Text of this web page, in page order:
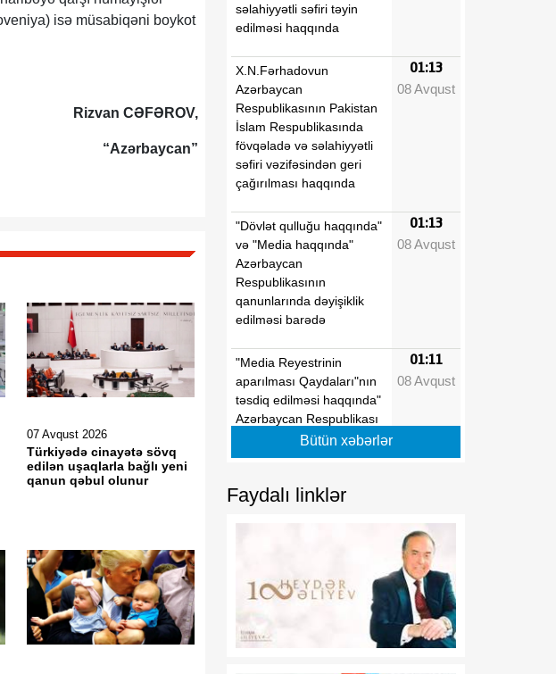
isə müsabiqəni boykot
Rizvan CƏFƏROV,
“Azərbaycan”
07 Avqust 2026
Türkiyədə cinayətə sövq
edilən uşaqlarla bağlı yeni
qanun qəbul olunur
səlahiyyətli səfiri təyin
edilməsi haqqında
X.N.Fərhadovun
Azərbaycan
Respublikasının Pakistan
İslam Respublikasında
fövqəladə və səlahiyyətli
səfiri vəzifəsindən geri
çağırılması haqqında
01:13
08 Avqust
"Dövlət qulluğu haqqında"
və "Media haqqında"
Azərbaycan
Respublikasının
qanunlarında dəyişiklik
edilməsi barədə
01:13
08 Avqust
"Media Reyestrinin
aparılması Qaydaları"nın
təsdiq edilməsi haqqında"
Azərbaycan Respublikası
Prezidentinin 2022-ci il 26
sentyabr tarixli 1846
dəyişiklik edilməsi barədə
01:11
08 Avqust
Respublikasının
qanunlarında dəyişiklik
edilməsi barədə"
Azərbaycan
01:09
08 Avqust
Bütün xəbərlər
Faydalı linklər